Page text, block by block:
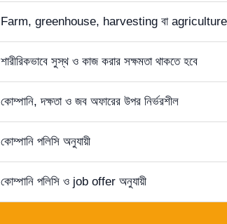
Farm, greenhouse, harvesting বা agriculture
শারীরিকভাবে সুস্থ ও কাজ করার সক্ষমতা থাকতে হবে
কোম্পানি, দক্ষতা ও জব অফারের উপর নির্ভরশীল
কোম্পানি পলিসি অনুযায়ী
কোম্পানি পলিসি ও job offer অনুযায়ী